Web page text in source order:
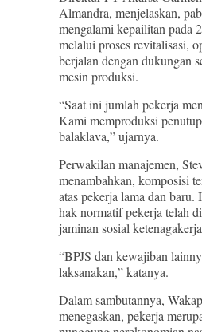
Almandra, menjelaskan,
mengalami kepailitan pada
melalui proses revitalisasi,
berjalan dengan dukungan
mesin produksi.
“Saat ini jumlah pekerja
Kami memproduksi
balaklava,” ujarnya.
Perwakilan manajemen,
menambahkan, komposisi
atas pekerja lama dan baru.
hak normatif pekerja telah
jaminan sosial
“BPJS dan kewajiban
laksanakan,” katanya.
Dalam sambutannya,
menegaskan, pekerja